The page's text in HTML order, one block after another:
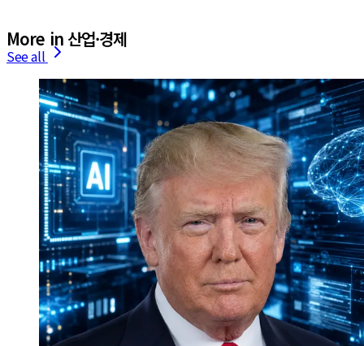
More in 산업·경제
See all